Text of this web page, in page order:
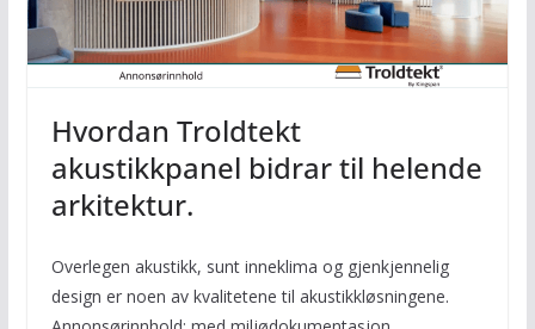
Hvordan Troldtekt
akustikkpanel bidrar til helende
arkitektur.
Overlegen akustikk, sunt inneklima og gjenkjennelig
design er noen av kvalitetene til akustikkløsningene.